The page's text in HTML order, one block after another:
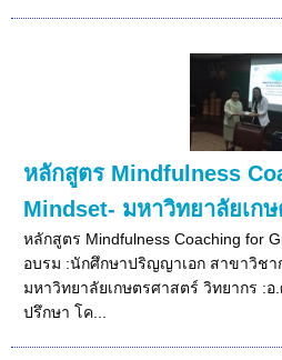
หลักสูตร Mindfulness
Mindset- มหาวิทยาลัยเก
หลักสูตร Mindfulness Coaching for
อบรม :นักศึกษาปริญญาเอก สาขาวิชา
มหาวิทยาลัยเกษตรศาสตร์ วิทยากร :
ปรึกษา โค...